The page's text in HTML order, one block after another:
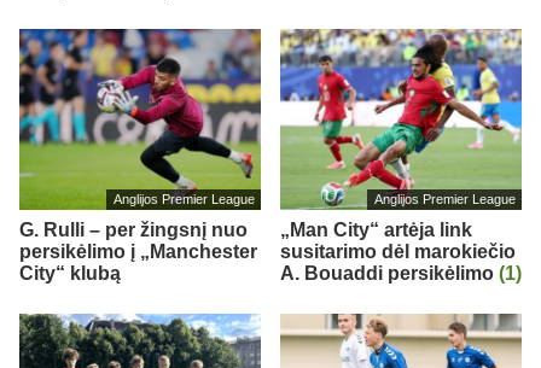
Anglijos Premier League
G. Rulli – per žingsnį nuo
persikėlimo į „Manchester
City“ klubą
Anglijos Premier League
„Man City“ artėja link
susitarimo dėl marokiečio
A. Bouaddi persikėlimo (1)